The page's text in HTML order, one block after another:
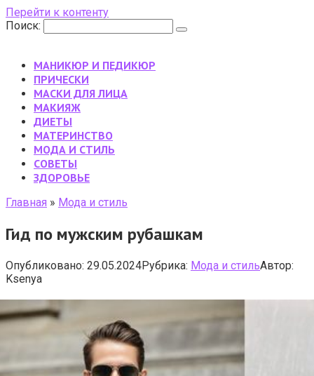
Перейти к контенту
Поиск:
МАНИКЮР И ПЕДИКЮР
ПРИЧЕСКИ
МАСКИ ДЛЯ ЛИЦА
МАКИЯЖ
ДИЕТЫ
МАТЕРИНСТВО
МОДА И СТИЛЬ
CОВЕТЫ
ЗДОРОВЬЕ
Главная » Мода и стиль
Гид по мужским рубашкам
Опубликовано: 29.05.2024Рубрика: Мода и стильАвтор:
Ksenya